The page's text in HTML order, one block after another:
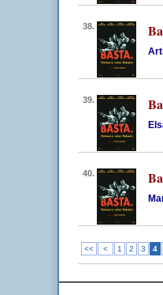
38.
39.
40.
<< < 1 2 3 4